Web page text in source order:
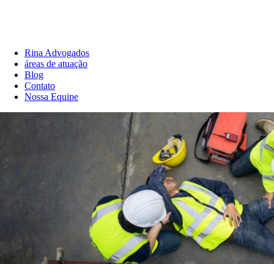
Rina Advogados
áreas de atuação
Blog
Contato
Nossa Equipe